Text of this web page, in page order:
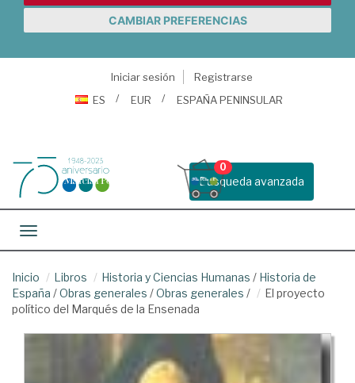
CAMBIAR PREFERENCIAS
Iniciar sesión
Registrarse
ES
EUR ESPAÑA PENINSULAR
Busqueda avanzada
0
Toggle navigation
Inicio Libros Historia y Ciencias Humanas / Historia de
España /Obras generales /Obras generales /
El proyecto
político del Marqués de la Ensenada